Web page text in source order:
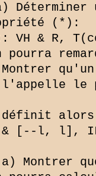
(*):
VH & R,
pourra
l'appelle le
définit
& [--l, l],
Montrer